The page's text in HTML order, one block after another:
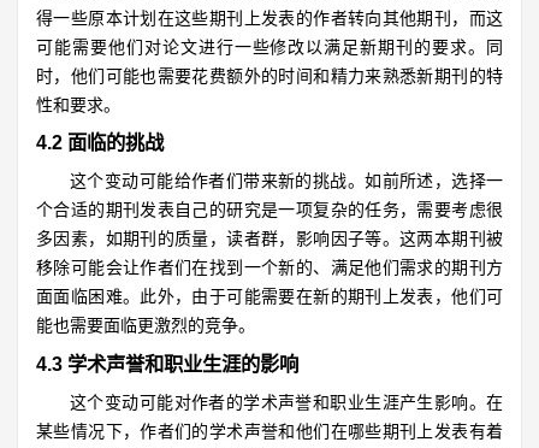
得一些原本计划在这些期刊上发表的作者转向其他期刊，而这
可能需要他们对论文进行一些修改以满足新期刊的要求。同
时，他们可能也需要花费额外的时间和精力来熟悉新期刊的特
性和要求。
4.2 面临的挑战
这个变动可能给作者们带来新的挑战。如前所述，选择一
个合适的期刊发表自己的研究是一项复杂的任务，需要考虑很
多因素，如期刊的质量，读者群，影响因子等。这两本期刊被
移除可能会让作者们在找到一个新的、满足他们需求的期刊方
面面临困难。此外，由于可能需要在新的期刊上发表，他们可
能也需要面临更激烈的竞争。
4.3 学术声誉和职业生涯的影响
这个变动可能对作者的学术声誉和职业生涯产生影响。在
某些情况下，作者们的学术声誉和他们在哪些期刊上发表有着